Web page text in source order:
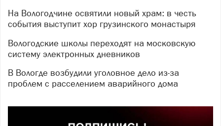
На Вологодчине освятили новый храм: в честь
события выступит хор грузинского монастыря
Вологодские школы переходят на московскую
систему электронных дневников
В Вологде возбудили уголовное дело из-за
проблем с расселением аварийного дома